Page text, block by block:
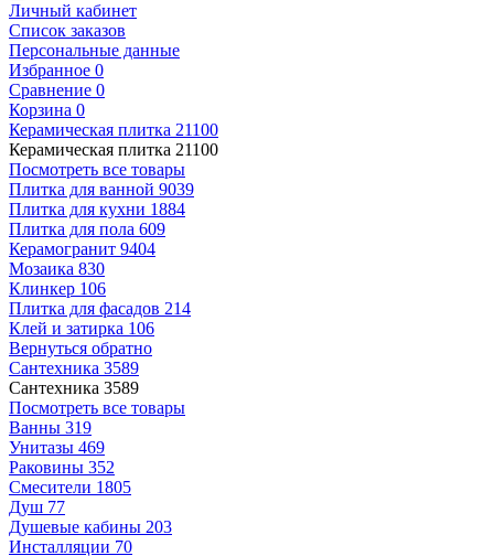
Личный кабинет
Список заказов
Персональные данные
Избранное 0
Сравнение 0
Корзина 0
Керамическая плитка 21100
Керамическая плитка 21100
Посмотреть все товары
Плитка для ванной 9039
Плитка для кухни 1884
Плитка для пола 609
Керамогранит 9404
Мозаика 830
Клинкер 106
Плитка для фасадов 214
Клей и затирка 106
Вернуться обратно
Сантехника 3589
Сантехника 3589
Посмотреть все товары
Ванны 319
Унитазы 469
Раковины 352
Смесители 1805
Душ 77
Душевые кабины 203
Инсталляции 70